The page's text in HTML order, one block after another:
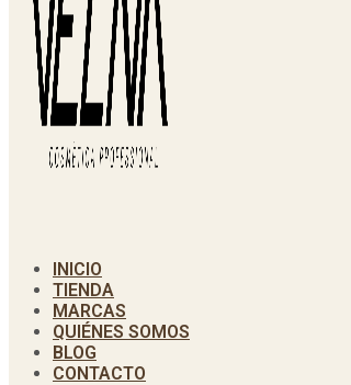
INICIO
TIENDA
MARCAS
QUIÉNES SOMOS
BLOG
CONTACTO